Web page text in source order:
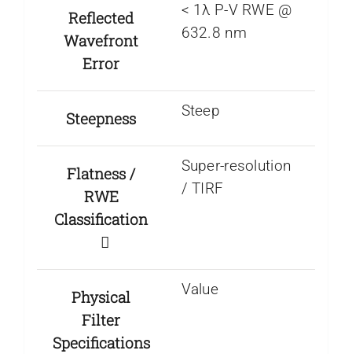
Reflected
Wavefront
Error
< 1λ P-V RWE @
632.8 nm
Steepness Steep
Flatness /
RWE
Classification
Super-resolution
/ TIRF
Physical
Filter
Specifications
Value